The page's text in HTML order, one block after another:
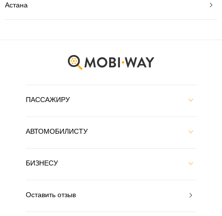
Астана
ПАССАЖИРУ
АВТОМОБИЛИСТУ
БИЗНЕСУ
Оставить отзыв